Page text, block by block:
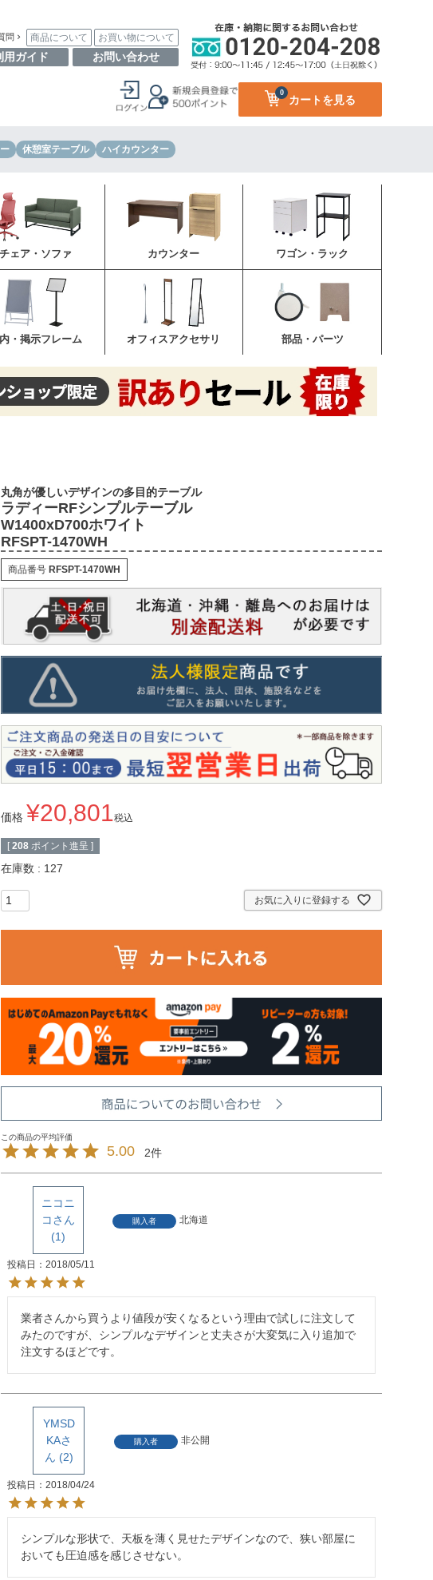
問 商品について お買い物について
用ガイド お問い合わせ
カートを見る
0
休憩室テーブル ハイカウンター
チェア・ソファ カウンター ワゴン・ラック
・掲示フレーム オフィスアクセサリ 部品・パーツ
丸角が優しいデザインの多目的テーブル
ラディーRFシンプルテーブル
W1400xD700ホワイト
RFSPT-1470WH
商品番号 RFSPT-1470WH
価格 ¥20,801税込
[ 208 ポイント進呈 ]
在庫数 127
お気に入りに登録する
5.00 2
ニコニ
コ
1
購入者 北海道
投稿日 2018/05/11
業者さんから買うより値段が安くなるという理由で試しに注文して
みたのですが、シンプルなデザインと丈夫さが大変気に入り追加で
注文するほどです。
YMSD
KA
2
購入者 非公開
投稿日 2018/04/24
シンプルな形状で、天板を薄く見せたデザインなので、狭い部屋に
おいても圧迫感を感じさせない。